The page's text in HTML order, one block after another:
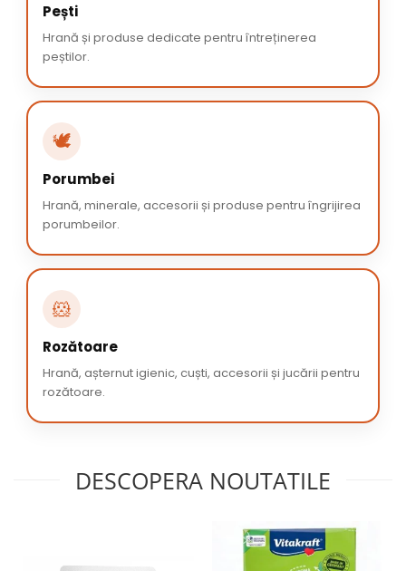
Pești
Hrană și produse dedicate pentru întreținerea
peștilor.
🕊️
Porumbei
Hrană, minerale, accesorii și produse pentru îngrijirea
porumbeilor.
🐹
Rozătoare
Hrană, așternut igienic, cuști, accesorii și jucării pentru
rozătoare.
DESCOPERA NOUTATILE